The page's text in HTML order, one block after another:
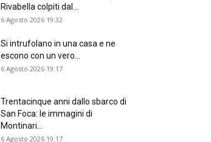
Rivabella colpiti dal...
6 Agosto 2026 19:32
Si intrufolano in una casa e ne
escono con un vero...
6 Agosto 2026 19:17
Trentacinque anni dallo sbarco di
San Foca: le immagini di
Montinari...
6 Agosto 2026 19:17